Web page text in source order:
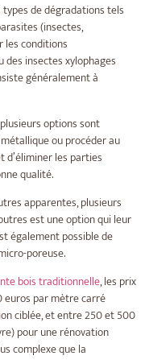
de dégradations tels
(insectes,
les conditions
des insectes xylophages
généralement à
options sont
ou procéder au
d’éliminer les parties
qualité.
apparentes, plusieurs
est une option qui leur
également possible de
poreuse.
bois traditionnelle, les prix
euros par mètre carré
ciblée, et entre 250 et 500
pour une rénovation
complexe que la